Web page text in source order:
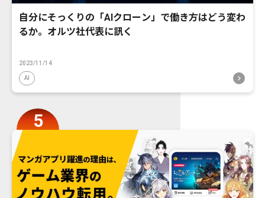
自分にそっくりの「AIクローン」で働き方はどう変わ
るか。オルツ社代表に訊く
2023/11/14
AI